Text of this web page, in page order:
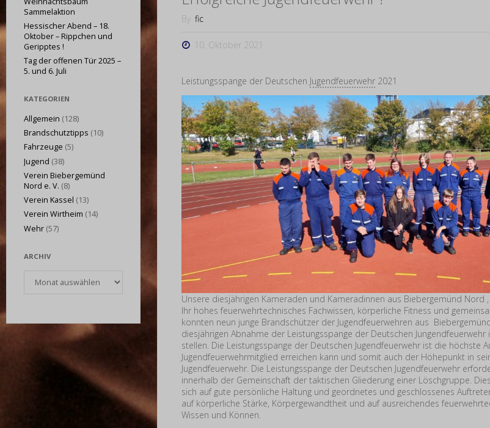
By fic
10. Oktober 2021
Leistungsspange der Deutschen Jugendfeuerwehr 2021
Unsere diesjährigen Kameraden und Kameradinnen aus Biebergemünd Nord
Ihr hohes feuerwehrtechnisches Fachwissen, körperliche Fitness und
konnten neun junge Brandschützer der Jugendfeuerwehren aus
diesjährigen Abnahme der Leistungsspange der Deutschen
stellen. Die Leistungsspange der Deutschen Jugendfeuerwehr ist die höchste
Jugendfeuerwehrmitglied erreichen kann und somit auch der Höhepunkt in
Jugendfeuerwehr. Die Leistungsspange der Deutschen Jugendfeuerwehr
innerhalb der Gemeinschaft der taktischen Gliederung einer Löschgruppe.
sich auf gute persönliche Haltung und geordnetes und geschlossenes
auf körperliche Stärke, Körpergewandtheit und auf ausreichendes
Wissen und Können.
Sammelaktion
Hessischer Abend – 18.
Oktober – Rippchen und
Geripptes !
Tag der offenen Tür 2025 –
5. und 6. Juli
KATEGORIEN
Allgemein (128)
Brandschutztipps (10)
Fahrzeuge (5)
Jugend (38)
Verein Biebergemünd
Nord e. V. (8)
Verein Kassel (13)
Verein Wirtheim (14)
Wehr (57)
ARCHIV